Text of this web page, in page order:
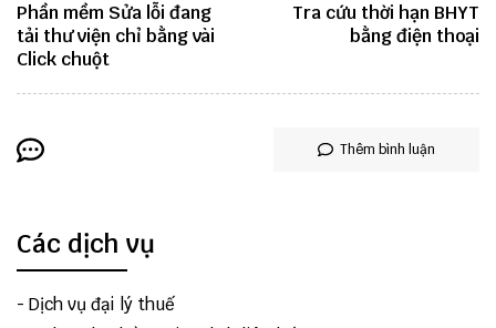
Phần mềm Sửa lỗi đang
tải thư viện chỉ bằng vài
Click chuột
Tra cứu thời hạn BHYT
bằng điện thoại
Thêm bình luận
Các dịch vụ
- Dịch vụ đại lý thuế